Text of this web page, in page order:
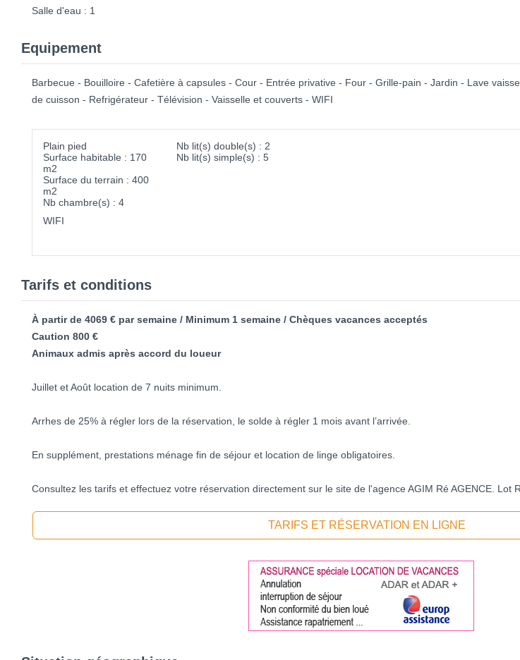
Salle d'eau : 1
Equipement
Barbecue - Bouilloire - Cafetière à capsules - Cour - Entrée privative - Four - Grille-pain - Jardin - Lave
de cuisson - Refrigérateur - Télévision - Vaisselle et couverts - WIFI
Plain pied
Surface habitable : 170
m2
Surface du terrain : 400
m2
Nb chambre(s) : 4
Nb lit(s) double(s) : 2
Nb lit(s) simple(s) : 5
WIFI
Tarifs et conditions
À partir de 4069 € par semaine / Minimum 1 semaine / Chèques vacances acceptés
Caution 800 €
Animaux admis après accord du loueur
Juillet et Août location de 7 nuits minimum.
Arrhes de 25% à régler lors de la réservation, le solde à régler 1 mois avant l’arrivée.
En supplément, prestations ménage fin de séjour et location de linge obligatoires.
Consultez les tarifs et effectuez votre réservation directement sur le site de l'agence AGIM Ré AGENCE. Lot
TARIFS ET RÉSERVATION EN LIGNE